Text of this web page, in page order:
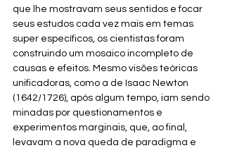
que lhe mostravam seus sentidos e focar
seus estudos cada vez mais em temas
super específicos, os cientistas foram
construindo um mosaico incompleto de
causas e efeitos. Mesmo visões teóricas
unificadoras, como a de Isaac Newton
(1642/1726), após algum tempo, iam sendo
minadas por questionamentos e
experimentos marginais, que, ao final,
levavam a nova queda de paradigma e